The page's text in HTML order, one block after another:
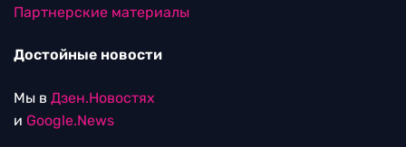
Партнерские материалы
Достойные новости
Мы в Дзен.Новостях
и Google.News